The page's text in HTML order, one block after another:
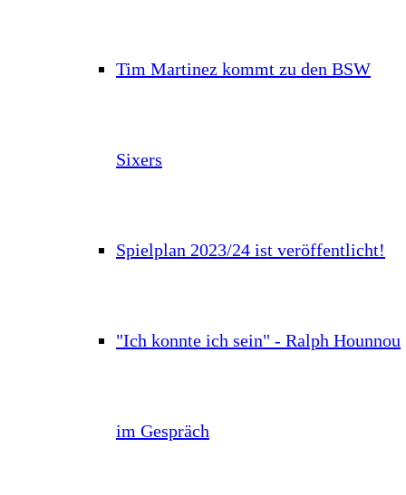
Tim Martinez kommt zu den BSW
Sixers
Spielplan 2023/24 ist veröffentlicht!
"Ich konnte ich sein" - Ralph Hounnou
im Gespräch